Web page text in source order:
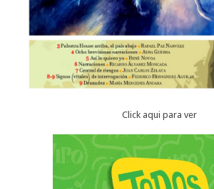
Click aqui para ver